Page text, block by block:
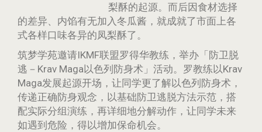
梨酥的起源。而后因食材选择
的差异、内馅有无加入冬瓜酱，就成就了市面上各
式各样口味各异的凤梨酥了。
筑梦学苑邀请IKMF联盟罗得华教练，举办「防卫脱
逃－Krav Maga以色列防身术」活动。罗教练以Krav
Maga发展起源开场，让同学更了解以色列防身术，
传递正确防身观念，以基础防卫逃脱方法示范，搭
配实际分组演练，再详细地分解动作，让同学未来
如遇到危险，得以增加保命机会。